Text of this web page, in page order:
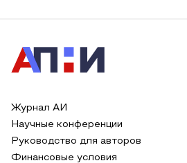
Журнал АИ
Научные конференции
Руководство для авторов
Финансовые условия